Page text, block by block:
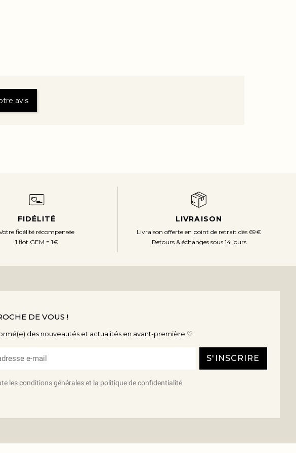
avis
FIDÉLITÉ
fidélité récompensée
1 flot GEM = 1€
LIVRAISON
Livraison offerte en point de retrait dès 69€
Retours & échanges sous 14 jours
DE VOUS !
des nouveautés et actualités en avant-première ♡
S'INSCRIRE
les conditions générales et la politique de confidentialité